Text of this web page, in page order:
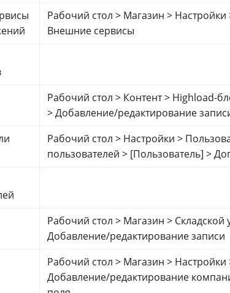
Рабочий стол > Магазин >
Внешние сервисы
Рабочий стол > Контент > Highload-
> Добавление/редактирование
Рабочий стол > Настройки >
пользователей > [Пользователь] >
Рабочий стол > Магазин > Складской
Добавление/редактирование записи
Рабочий стол > Магазин >
Добавление/редактирование